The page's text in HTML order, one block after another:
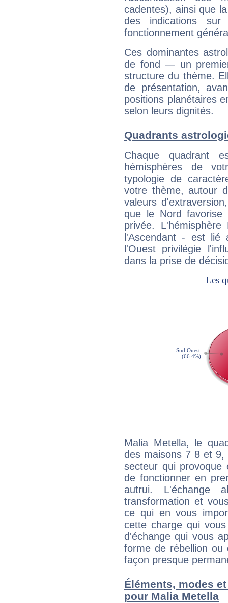
cadentes), ainsi que
des indications sur
fonctionnement
Ces dominantes
de fond — un
structure du thème.
de présentation,
positions planétaires
selon leurs dignités.
Quadrants
Chaque quadrant
hémisphères de
typologie de
votre thème, autour
valeurs
que le Nord favorise
privée.
l'Ascendant - est
l'Ouest privilégie
dans la prise de
Malia Metella, le
des maisons 7 8 et
secteur qui provoque
de fonctionner en
autrui. L'échange
transformation et
ce qui en vous
cette charge qui
d'échange qui vous
forme de rébellion ou
façon presque
Éléments, modes
pour Malia Metella